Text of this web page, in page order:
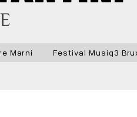
Marni Festival Musiq3